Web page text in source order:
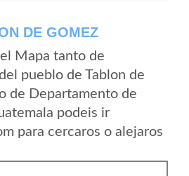
DE GOMEZ
Mapa tanto de
pueblo de Tablon de
de Departamento de
podeis ir
para cercaros o alejaros